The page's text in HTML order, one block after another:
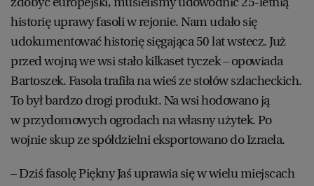
historię uprawy fasoli w rejonie. Nam udało się
udokumentować historię sięgająca 50 lat wstecz. Już
przed wojną we wsi stało kilkaset tyczek – opowiada
Bartoszek. Fasola trafiła na wieś ze stołów szlacheckich.
To był bardzo drogi produkt. Na wsi hodowano ją
w przydomowych ogrodach na własny użytek. Po
wojnie skup ze spółdzielni eksportowano do Izraela.
– Dziś fasolę Piękny Jaś uprawia się w wielu miejscach